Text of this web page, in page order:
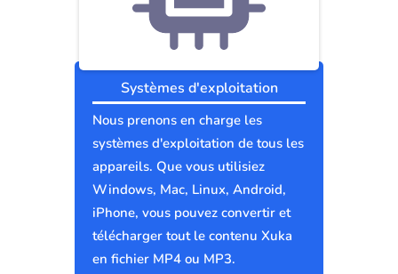
Systèmes d'exploitation
Nous prenons en charge les
systèmes d'exploitation de tous les
appareils. Que vous utilisiez
Windows, Mac, Linux, Android,
iPhone, vous pouvez convertir et
télécharger tout le contenu Xuka
en fichier MP4 ou MP3.